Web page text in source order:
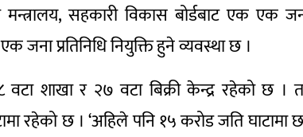
मन्त्रालय, सहकारी विकास बोर्डबाट एक एक
जना प्रतिनिधि नियुक्ति हुने व्यवस्था छ ।
शाखा र २७ वटा बिक्री केन्द्र रहेको छ ।
रहेको छ । ‘अहिले पनि १५ करोड जति घाटामा